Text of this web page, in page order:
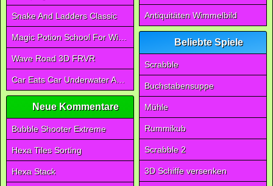
Snake And Ladders Classic
Magic Potion School For Witch
Wave Road 3D FRVR
Car Eats Car Underwater Adventure FRVR
Neue Kommentare
Bubble Shooter Extreme
Hexa Tiles Sorting
Hexa Stack
Antiquitäten Wimmelbild
Beliebte Spiele
Scrabble
Buchstabensuppe
Mühle
Rummikub
Scrabble 2
3D Schiffe versenken